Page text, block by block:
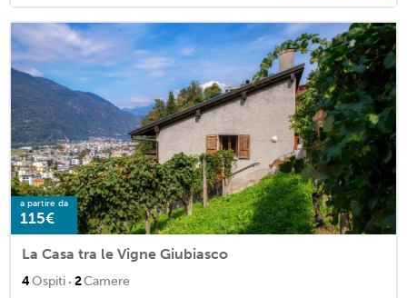
a partire da
115€
La Casa tra le Vigne Giubiasco
4Ospiti · 2Camere